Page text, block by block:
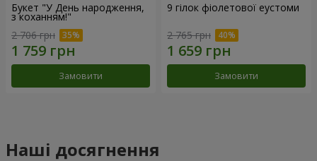
Букет "У День народження,
з коханням!"
2 706 грн
Замовити
9 гілок фіолетової еустоми
2 765 грн
Замовити
Наші досягнення